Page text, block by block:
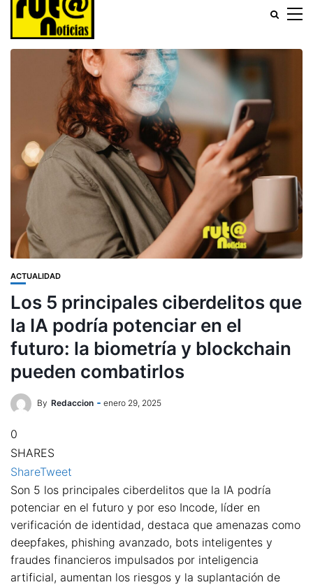
ACTUALIDAD
Los 5 principales ciberdelitos que
la IA podría potenciar en el
futuro: la biometría y blockchain
pueden combatirlos
By Redaccion enero 29, 2025
0
SHARES
ShareTweet
Son 5 los principales ciberdelitos que la IA podría
potenciar en el futuro y por eso Incode, líder en
verificación de identidad, destaca que amenazas como
deepfakes, phishing avanzado, bots inteligentes y
fraudes financieros impulsados por inteligencia
artificial, aumentan los riesgos y la suplantación de